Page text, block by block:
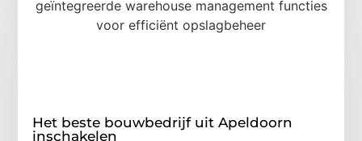
Het beste bouwbedrijf uit Apeldoorn
inschakelen